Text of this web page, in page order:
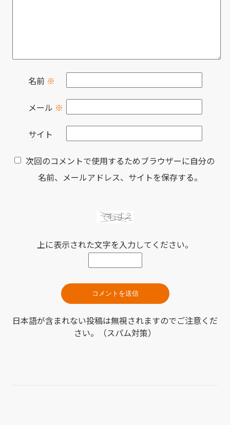
名前 ※
メール ※
サイト
次回のコメントで使用するためブラウザーに自分の
名前、メールアドレス、サイトを保存する。
上に表示された文字を入力してください。
日本語が含まれない投稿は無視されますのでご注意くだ
さい。（スパム対策）